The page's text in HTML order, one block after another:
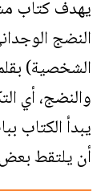
يهدف كتاب
النضج
الشخصية)
والنضج، أي
يبدأ الكتاب
أن يلتقط